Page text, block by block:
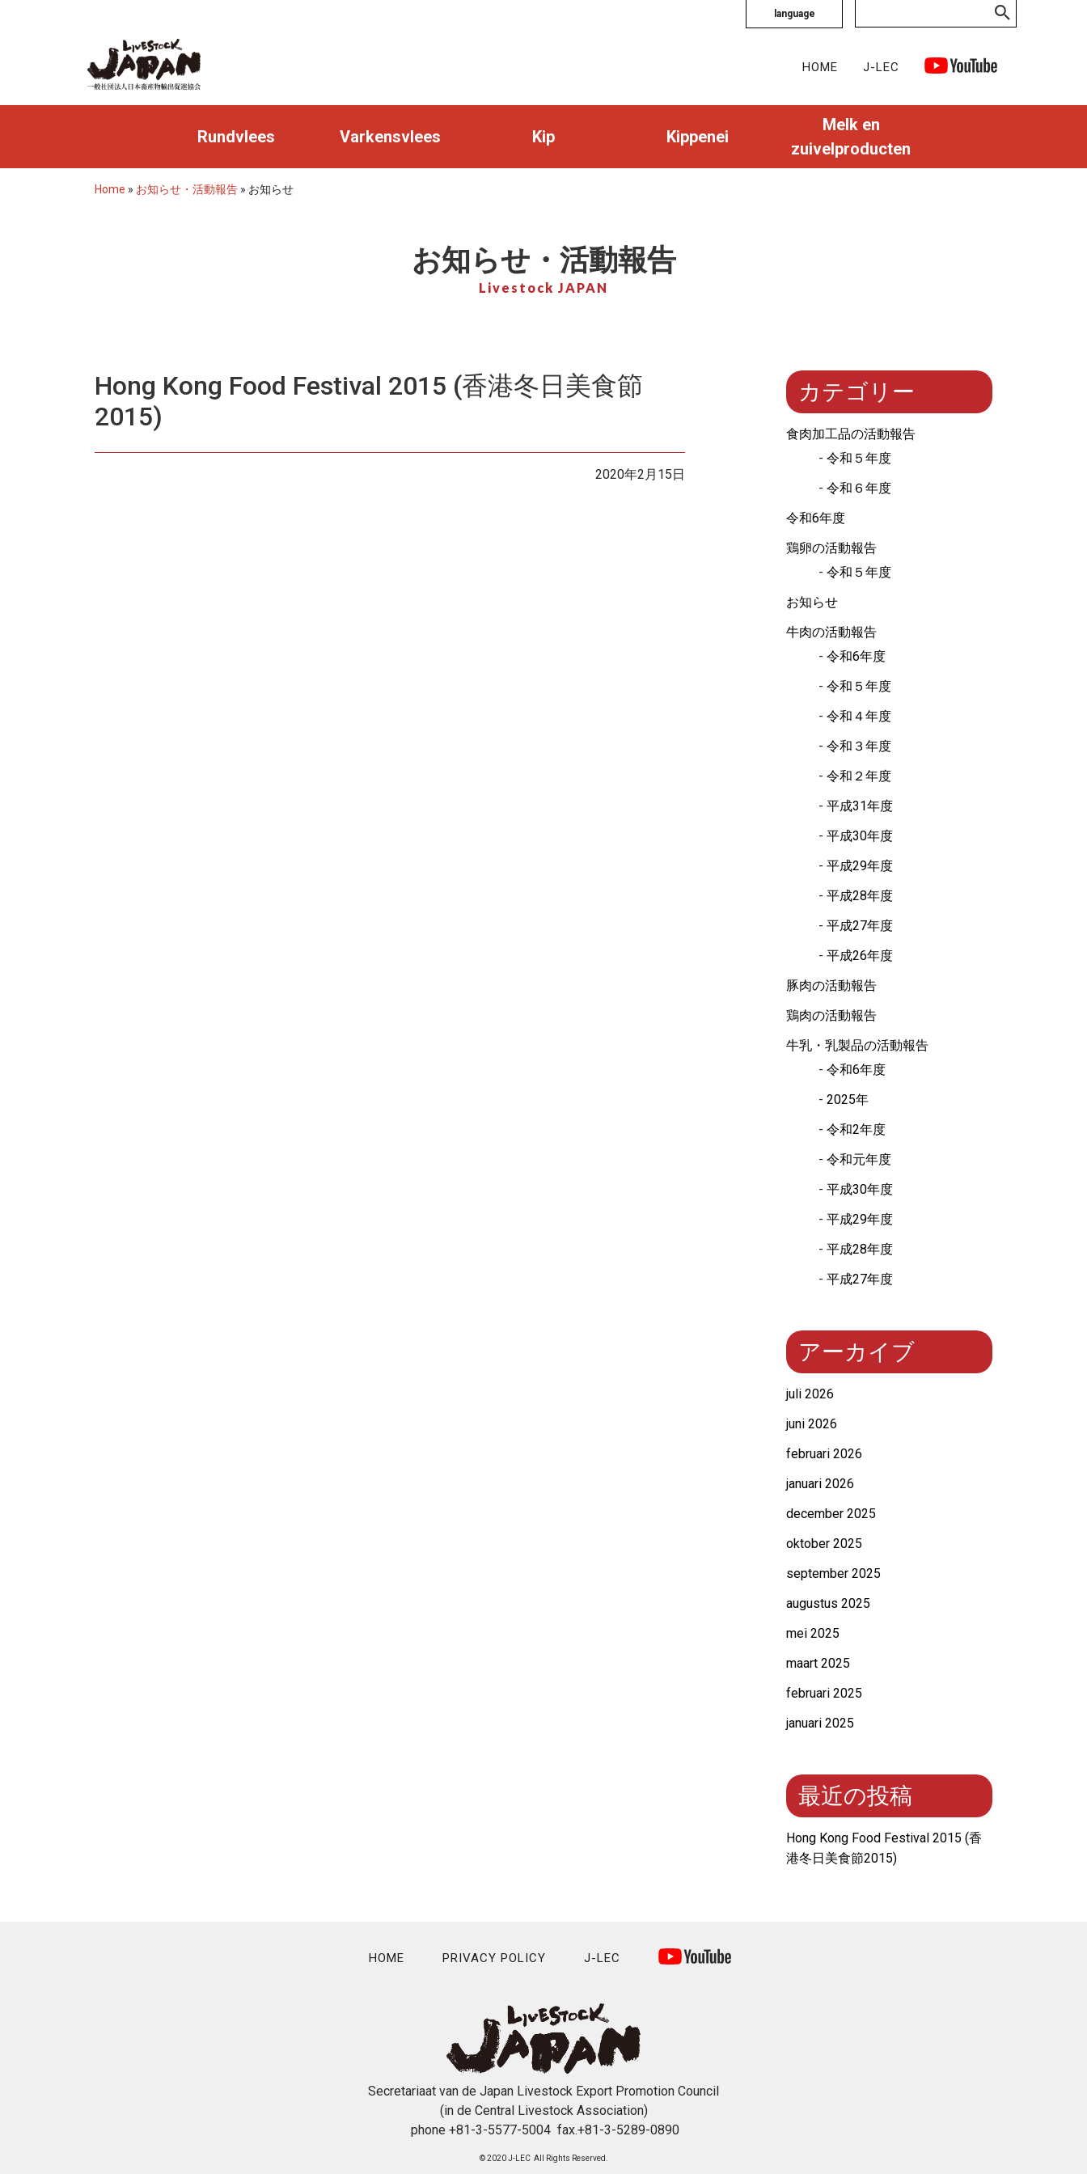
language
HOME J-LEC
Rundvlees Varkensvlees Kip Kippenei
Melk en
zuivelproducten
Home » お知らせ・活動報告 » お知らせ
お知らせ・活動報告
Livestock JAPAN
Hong Kong Food Festival 2015 (⾹港冬⽇美⾷節
2015)
2020年2月15日
カテゴリー
食肉加工品の活動報告
令和５年度
令和６年度
令和6年度
鶏卵の活動報告
令和５年度
お知らせ
牛肉の活動報告
令和6年度
令和５年度
令和４年度
令和３年度
令和２年度
平成31年度
平成30年度
平成29年度
平成28年度
平成27年度
平成26年度
豚肉の活動報告
鶏肉の活動報告
牛乳・乳製品の活動報告
令和6年度
2025年
令和2年度
令和元年度
平成30年度
平成29年度
平成28年度
平成27年度
アーカイブ
juli 2026
juni 2026
februari 2026
januari 2026
december 2025
oktober 2025
september 2025
augustus 2025
mei 2025
maart 2025
februari 2025
januari 2025
最近の投稿
Hong Kong Food Festival 2015 (⾹
港冬⽇美⾷節2015)
HOME PRIVACY POLICY J-LEC
Secretariaat van de Japan Livestock Export Promotion Council
(in de Central Livestock Association)
phone +81-3-5577-5004 fax.+81-3-5289-0890
© 2020 J-LEC All Rights Reserved.